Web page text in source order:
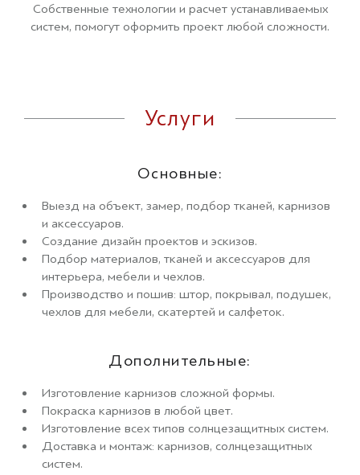
Собственные технологии и расчет устанавливаемых
систем, помогут оформить проект любой сложности.
Услуги
Основные:
Выезд на объект, замер, подбор тканей, карнизов
и аксессуаров.
Создание дизайн проектов и эскизов.
Подбор материалов, тканей и аксессуаров для
интерьера, мебели и чехлов.
Производство и пошив: штор, покрывал, подушек,
чехлов для мебели, скатертей и салфеток.
Дополнительные:
Изготовление карнизов сложной формы.
Покраска карнизов в любой цвет.
Изготовление всех типов солнцезащитных систем.
Доставка и монтаж: карнизов, солнцезащитных
систем.